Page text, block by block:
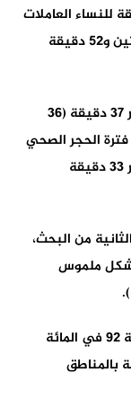
مقابل 3 ساعات و17 دقيقة للنساء العاملات
و4 ساعات و45 دقيقة للمتزوجات مقابل ساعتين و52 دقيقة
وقد عرف هذا الحيز من الوقت انخفاضا بمقدار 37 دقيقة (36
مع فترة الحجر الصحي
التي تميزت بارتفاع هذه المدة الزمنية بمقدار 33 دقيقة
من البحث،
ملموس
وتبلغ حصة انخراط النساء في المهام المنزلية 92 في المائة
(26 في المائة بالمناطق